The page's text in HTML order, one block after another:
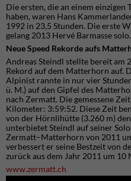
Die ersten, die an einem einzigen
haben, waren Hans
1992 in 23,5 Stunden. Die erste
gelang 2013 Hervé Barmasse solo.
Neue Speed Rekorde aufs
Andreas Steindl stellte bereit am
Rekord auf dem Matterhorn auf.
Alpinist rannte in nur vier
ü. M.) auf den Gipfel des
nach Zermatt. Die gemessene
Kilometer: 3:59:52. Diese Zeit
von der Hörnlihütte (3.260 m)
unterbietet Steindl auf seiner
Zermatt–Matterhorn von 2011
verbessert er seine Bestzeit von
zurück aus dem Jahr 2011 um 10
www.zermatt.ch